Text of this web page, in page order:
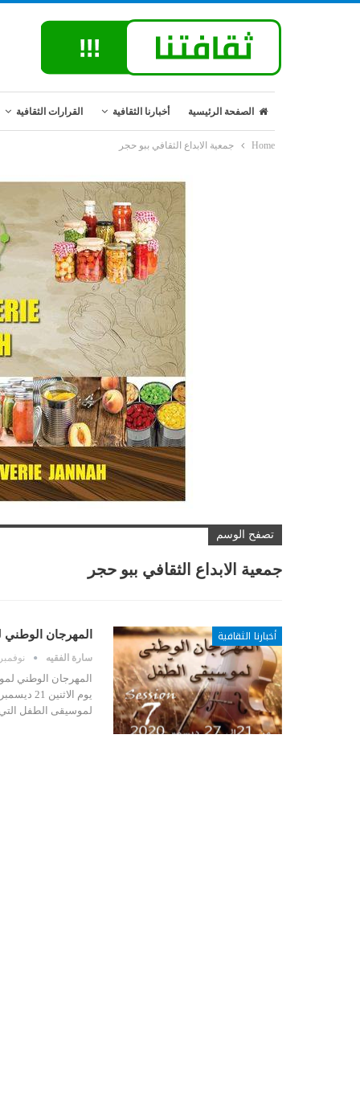
الصفحة الرئيسية أخبارنا الثقافية القرارات الثقافية
Home جمعية الابداع الثقافي ببو حجر
تصفح الوسم
جمعية الابداع الثقافي ببو حجر
أخبارنا الثقافية المهرجان
سارة الفقيه نوفمبر 17,
المهرجان الوطني
لموسيقى الطفل